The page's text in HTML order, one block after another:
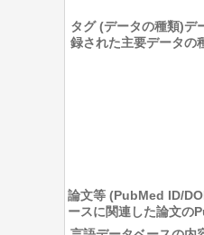
タグ (データの種類)デ
録された主要データの
論文等 (PubMed ID/
ースに関連した論文の